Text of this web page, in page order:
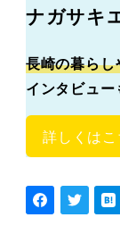
ナガサキ
長崎の暮ら
インタビュー
詳しくは